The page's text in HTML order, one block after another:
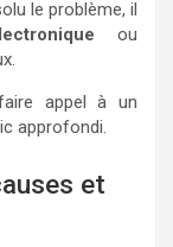
le problème, il
ou
appel à un
approfondi.
et